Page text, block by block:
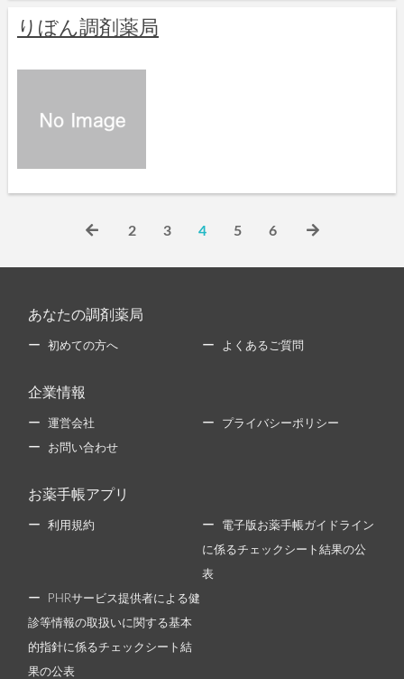
りぼん調剤薬局
2 3 4 5 6
あなたの調剤薬局
初めての方へ よくあるご質問
企業情報
運営会社 プライバシーポリシー
お問い合わせ
お薬手帳アプリ
利用規約 電子版お薬手帳ガイドライン
に係るチェックシート結果の公
表
PHRサービス提供者による健
診等情報の取扱いに関する基本
的指針に係るチェックシート結
果の公表